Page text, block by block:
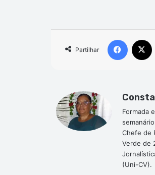
Partilhar
Facebook
Formada
Chefe de
Verde de
(Uni-CV).